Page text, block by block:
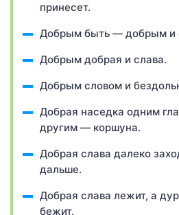
принесет.
Добрым быть — добрым и
Добрым добрая и слава.
Добрым словом и
Добрая наседка одним
другим — коршуна.
Добрая слава далеко
дальше.
Добрая слава лежит, а
бежит.